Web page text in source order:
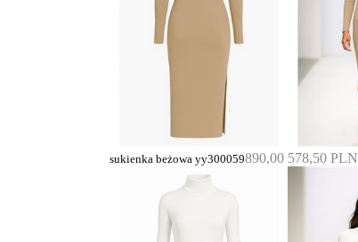
sukienka beżowa yy300059890,00 578,50 PLN